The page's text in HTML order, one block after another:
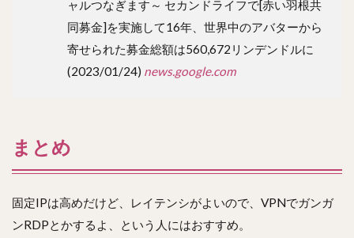
ャルつなぎます～ セカンドライフで[赤い羽根共
同募金]を実施して16年、世界中のアバターから
寄せられた募金総額は560,672リンデンドルに
(2023/01/24) news.google.com
まとめ
固定IPは高めだけど、レイテンシがよいので、VPNでガンガ
ンRDPとかするよ、という人にはおすすめ。